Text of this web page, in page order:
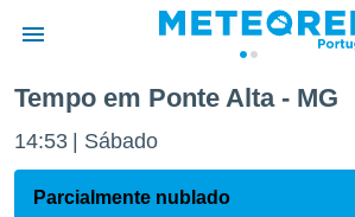
da
foi
Tempo em Ponte Alta - MG
14:53 Sábado
Parcialmente nublado